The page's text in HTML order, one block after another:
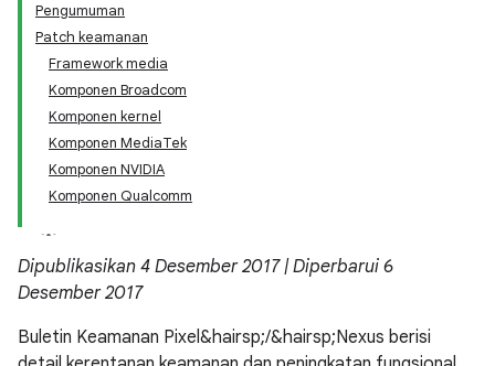
Pengumuman
Patch keamanan
Framework media
Komponen Broadcom
Komponen kernel
Komponen MediaTek
Komponen NVIDIA
Komponen Qualcomm
Dipublikasikan 4 Desember 2017 | Diperbarui 6
Desember 2017
Buletin Keamanan Pixel&hairsp;/&hairsp;Nexus berisi